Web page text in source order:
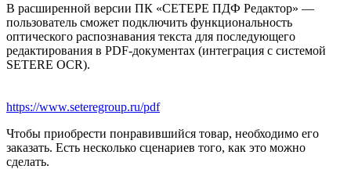
В расширенной версии ПК «СЕТЕРЕ ПДФ Редактор» —
пользователь сможет подключить функциональность
оптического распознавания текста для последующего
редактирования в PDF-документах (интеграция с системой
SETERE OCR).
https://www.seteregroup.ru/pdf
Чтобы приобрести понравившийся товар, необходимо его
заказать. Есть несколько сценариев того, как это можно
сделать.